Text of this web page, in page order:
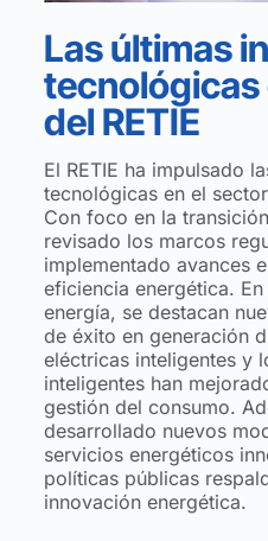
Las últimas
tecnológicas
del RETIE
El RETIE ha impulsado
tecnológicas en el
Con foco en la
revisado los marcos
implementado avances
eficiencia energética.
energía, se destacan
de éxito en generación
eléctricas inteligentes y
inteligentes han
gestión del consumo.
desarrollado nuevos
servicios energéticos
políticas públicas
innovación energética.